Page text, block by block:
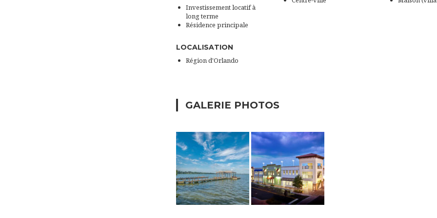
Investissement locatif à
long terme
Résidence principale
LOCALISATION
Région d'Orlando
GALERIE PHOTOS